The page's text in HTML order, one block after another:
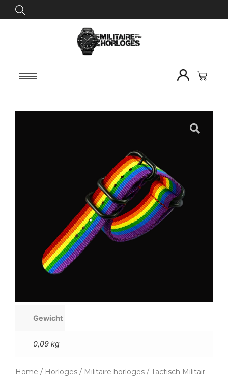
Gewicht
0,09 kg
Home / Horloges / Militaire horloges / Tactisch Militair